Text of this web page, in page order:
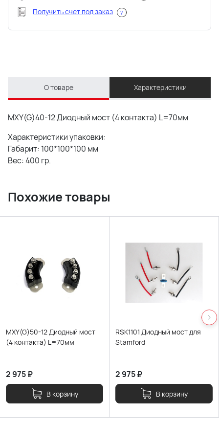
Получить счет под заказ ?
О товаре Характеристики
MXY(G)40-12 Диодный мост (4 контакта) L=70мм
Характеристики упаковки:
Габарит: 100*100*100 мм
Вес: 400 гр.
Похожие товары
MXY(G)50-12 Диодный мост
(4 контакта) L=70мм
2 975₽
В корзину
RSK1101 Диодный мост для
Stamford
2 975₽
В корзину